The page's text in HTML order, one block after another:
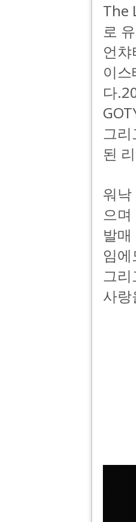
The
로
언
이
다
그
된
워
으며
발
임
그리
사